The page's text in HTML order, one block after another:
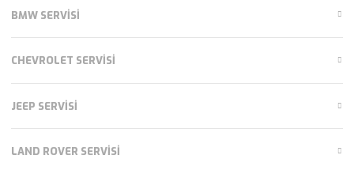
BMW SERVISI
CHEVROLET SERVISI
JEEP SERVISI
LAND ROVER SERVISI